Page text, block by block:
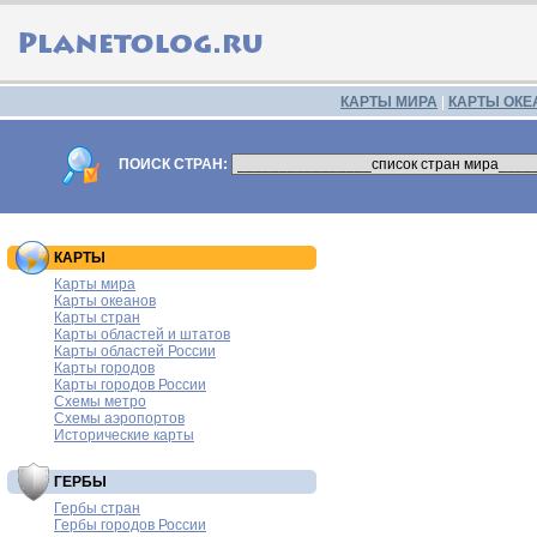
КАРТЫ МИРА КАРТЫ
ПОИСК СТРАН:
КАРТЫ
Карты мира
Карты океанов
Карты стран
Карты областей и штатов
Карты областей России
Карты городов
Карты городов России
Схемы метро
Схемы аэропортов
Исторические карты
ГЕРБЫ
Гербы стран
Гербы городов России